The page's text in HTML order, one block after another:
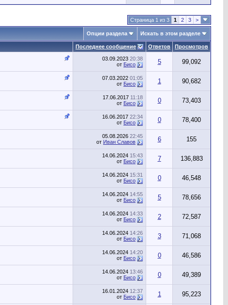
Страница 1 из 3 1 2 3 >
Опции раздела Искать в этом разделе
Последнее сообщение Ответов Просмотров
03.09.2023 20:38
от Бисо 5 99,092
07.03.2022 01:05
от Бисо 1 90,682
17.06.2017 11:18
от Бисо 0 73,403
16.06.2017 22:34
от Бисо 0 78,400
05.08.2026 22:45
от Иван Славов 6 155
14.06.2024 15:43
от Бисо 7 136,883
14.06.2024 15:31
от Бисо 0 46,548
14.06.2024 14:55
от Бисо 5 78,656
14.06.2024 14:33
от Бисо 2 72,587
14.06.2024 14:26
от Бисо 3 71,068
14.06.2024 14:20
от Бисо 0 46,586
14.06.2024 13:46
от Бисо 0 49,389
16.01.2024 12:37
от Бисо 1 95,223